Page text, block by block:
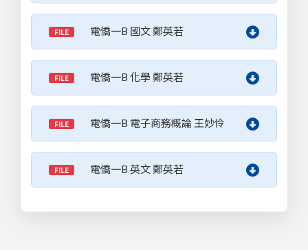
FILE 電僑一B 國文 鄭英若
FILE 電僑一B 化學 鄭英若
FILE 電僑一B 電子商務概論 王妙伶
FILE 電僑一B 英文 鄭英若